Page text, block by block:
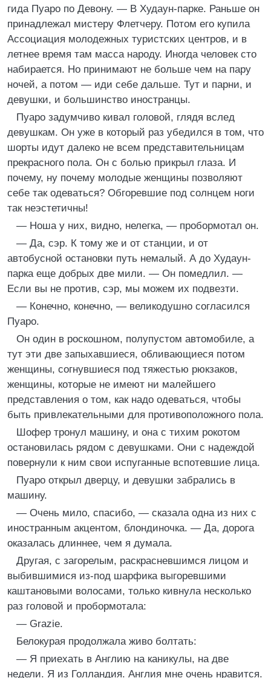
гида Пуаро по Девону. — В Худаун-парке. Раньше он
принадлежал мистеру Флетчеру. Потом его купила
Ассоциация молодежных туристских центров, и в
летнее время там масса народу. Иногда человек сто
набирается. Но принимают не больше чем на пару
ночей, а потом — иди себе дальше. Тут и парни, и
девушки, и большинство иностранцы.
Пуаро задумчиво кивал головой, глядя вслед
девушкам. Он уже в который раз убедился в том, что
шорты идут далеко не всем представительницам
прекрасного пола. Он с болью прикрыл глаза. И
почему, ну почему молодые женщины позволяют
себе так одеваться? Обгоревшие под солнцем ноги
так неэстетичны!
— Ноша у них, видно, нелегка, — пробормотал он.
— Да, сэр. К тому же и от станции, и от
автобусной остановки путь немалый. А до Худаун-
парка еще добрых две мили. — Он помедлил. —
Если вы не против, сэр, мы можем их подвезти.
— Конечно, конечно, — великодушно согласился
Пуаро.
Он один в роскошном, полупустом автомобиле, а
тут эти две запыхавшиеся, обливающиеся потом
женщины, согнувшиеся под тяжестью рюкзаков,
женщины, которые не имеют ни малейшего
представления о том, как надо одеваться, чтобы
быть привлекательными для противоположного пола.
Шофер тронул машину, и она с тихим рокотом
остановилась рядом с девушками. Они с надеждой
повернули к ним свои испуганные вспотевшие лица.
Пуаро открыл дверцу, и девушки забрались в
машину.
— Очень мило, спасибо, — сказала одна из них с
иностранным акцентом, блондиночка. — Да, дорога
оказалась длиннее, чем я думала.
Другая, с загорелым, раскрасневшимся лицом и
выбившимися из-под шарфика выгоревшими
каштановыми волосами, только кивнула несколько
раз головой и пробормотала:
— Grazie.
Белокурая продолжала живо болтать:
— Я приехать в Англию на каникулы, на две
недели. Я из Голландия. Англия мне очень нравится.